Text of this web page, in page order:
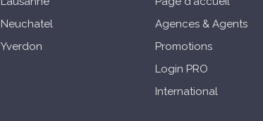
Neuchatel
Yverdon
Agences & Agents
Promotions
Login PRO
International